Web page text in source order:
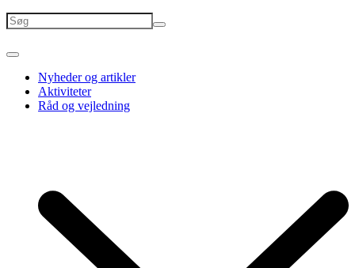
Nyheder og artikler
Aktiviteter
Råd og vejledning